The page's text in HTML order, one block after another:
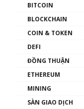
như
00:39:31
Phổ
thống
BITCOIN
BLOCKCHAIN
COIN & TOKEN
DEFI
ĐỒNG THUẬN
ETHEREUM
MINING
SÀN GIAO DỊCH